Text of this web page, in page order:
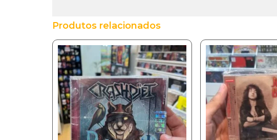
Produtos relacionados